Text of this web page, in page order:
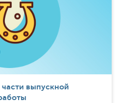
выпускной